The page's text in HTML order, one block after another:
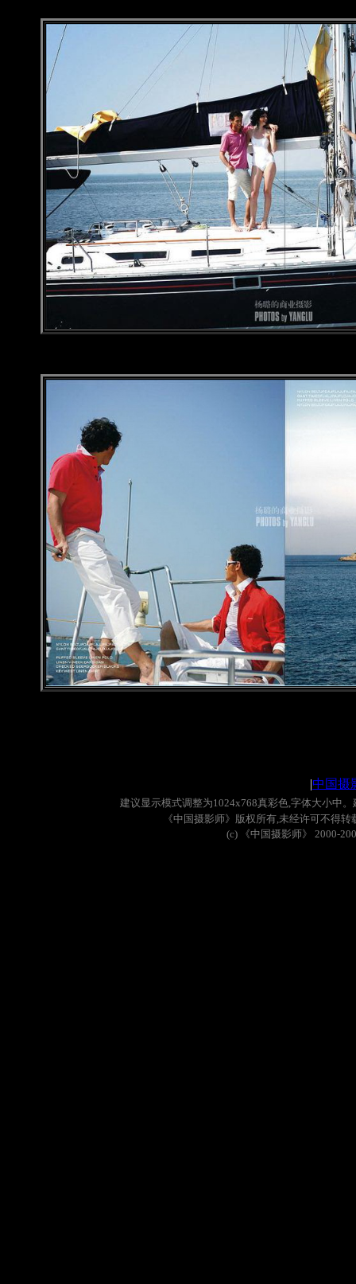
|中国摄
建议显示模式调整为1024x768真彩色,字体大小中。
《中国摄影师》版权所有,未经许可不得转
(c)
《中国摄影师》 2000-200